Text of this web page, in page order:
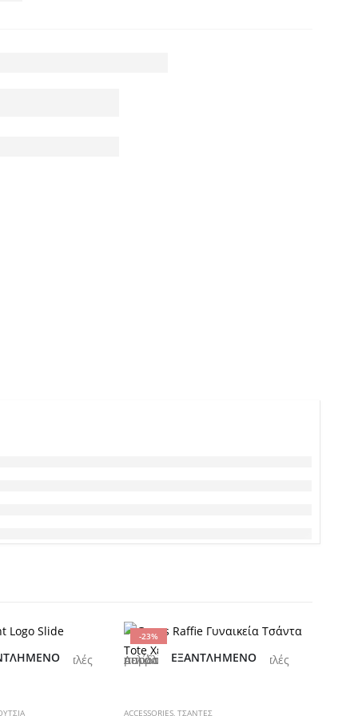
στη σελίδα του προϊόντος
-23%
ΕΞΑΝΤΛΗΜΈΝΟ
Αυτό το προϊόν έχει πολλαπλές παραλλαγές. Οι επιλογές μπορούν να επιλεγούν στη σελίδα του προϊόντος
ACCESSORIES, ΤΣΑΝΤΕΣ